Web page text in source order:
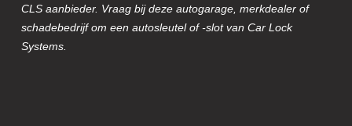
CLS aanbieder. Vraag bij deze autogarage, merkdealer of
schadebedrijf om een autosleutel of -slot van Car Lock
Systems.